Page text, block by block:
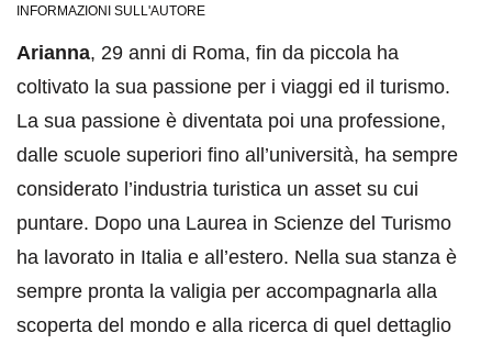
INFORMAZIONI SULL'AUTORE
Arianna, 29 anni di Roma, fin da piccola ha
coltivato la sua passione per i viaggi ed il turismo.
La sua passione è diventata poi una professione,
dalle scuole superiori fino all’università, ha sempre
considerato l’industria turistica un asset su cui
puntare. Dopo una Laurea in Scienze del Turismo
ha lavorato in Italia e all’estero. Nella sua stanza è
sempre pronta la valigia per accompagnarla alla
scoperta del mondo e alla ricerca di quel dettaglio